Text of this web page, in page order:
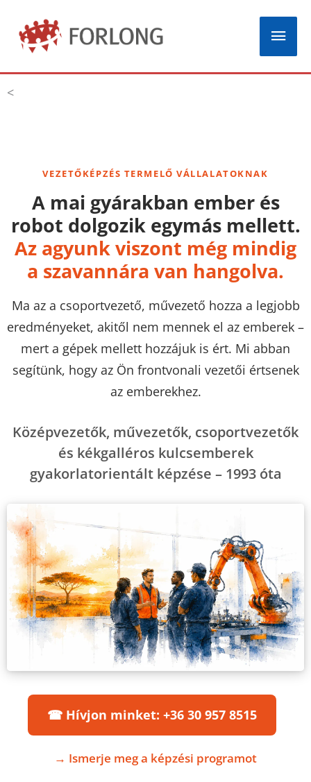
content
<
VEZETŐKÉPZÉS TERMELŐ VÁLLALATOKNAK
A mai gyárakban ember és
robot dolgozik egymás mellett.
Az agyunk viszont még mindig
a szavannára van hangolva.
Ma az a csoportvezető, művezető hozza a legjobb
eredményeket, akitől nem mennek el az emberek –
mert a gépek mellett hozzájuk is ért. Mi abban
segítünk, hogy az Ön frontvonali vezetői értsenek
az emberekhez.
Középvezetők, művezetők, csoportvezetők
és kékgalléros kulcsemberek
gyakorlatorientált képzése – 1993 óta
☎ Hívjon minket: +36 30 957 8515
→ Ismerje meg a képzési programot